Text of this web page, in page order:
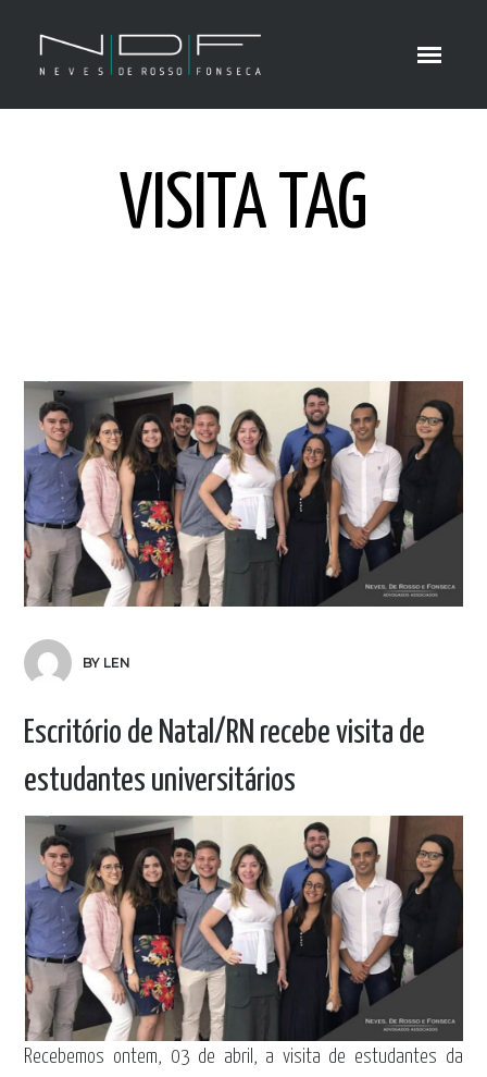
VISITA TAG
BY LEN
Escritório de Natal/RN recebe visita de
estudantes universitários
Recebemos ontem, 03 de abril, a visita de estudantes da